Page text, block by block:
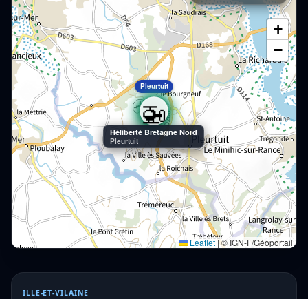
Pleurtuit
🚁
Héliberté Bretagne Nord
Pleurtuit
+
−
Leaflet|© IGN-F/Géoportail
ILLE-ET-VILAINE